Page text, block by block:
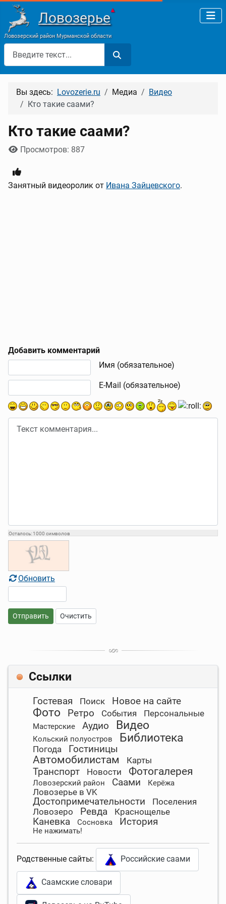
Ловозерье▲
Ловозерский район Мурманской области
Поиск
Вы здесь: Lovozerie.ru Медиа
Видео
Кто такие саами?
Кто такие саами?
Информация о материале
Просмотров: 887
Занятный видеоролик от Ивана Зайцевского.
Добавить комментарий
Имя (обязательное)
E-Mail (обязательное)
Осталось: 1000 символов
Обновить
Отправить Очистить
Ссылки
Гостевая Поиск Новое на сайте
Фото Ретро События Персональные
Мастерские Аудио Видео
Кольский полуостров Библиотека
Погода Гостиницы
Автомобилистам Карты
Транспорт Новости Фотогалерея
Ловозерский район Саами Керёжа
Ловозерье в VK
Достопримечательности
Поселения
Ловозеро
Ревда Краснощелье
Каневка Сосновка История
Не нажимать!
Родственные сайты: Российские саами
Саамские словари